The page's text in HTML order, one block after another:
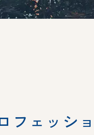
フェッシ